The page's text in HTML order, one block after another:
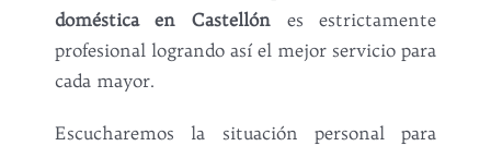
doméstica en Castellón es estrictamente
profesional logrando así el mejor servicio para
cada mayor.
Escucharemos la situación personal para